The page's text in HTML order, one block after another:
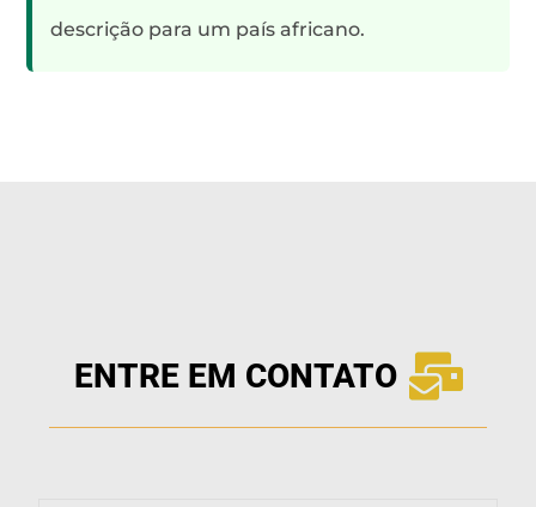
descrição para um país africano.
ENTRE EM CONTATO